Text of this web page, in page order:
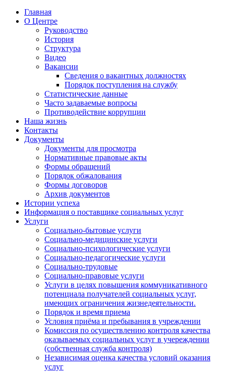
Главная
О Центре
Руководство
История
Структура
Видео
Вакансии
Сведения о вакантных должностях
Порядок поступления на службу
Статистические данные
Часто задаваемые вопросы
Противодействие коррупции
Наша жизнь
Контакты
Документы
Документы для просмотра
Нормативные правовые акты
Формы обращений
Порядок обжалования
Формы договоров
Архив документов
Истории успеха
Информация о поставщике социальных услуг
Услуги
Социально-бытовые услуги
Социально-медицинские услуги
Социально-психологические услуги
Социально-педагогические услуги
Социально-трудовые
Социально-правовые услуги
Услуги в целях повышения коммуникативного
потенциала получателей социальных услуг,
имеющих ограничения жизнедеятельности.
Порядок и время приема
Условия приёма и пребывания в учреждении
Комиссия по осуществлению контроля качества
оказываемых социальных услуг в учереждении
(собственная служба контроля)
Независимая оценка качества условий оказания
услуг